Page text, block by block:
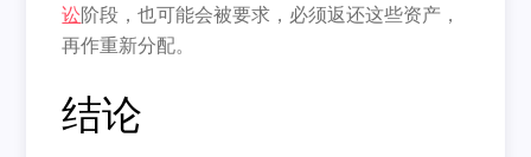
讼阶段，也可能会被要求，必须返还这些资产，
再作重新分配。
结论